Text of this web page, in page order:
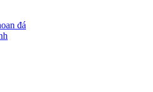
đá